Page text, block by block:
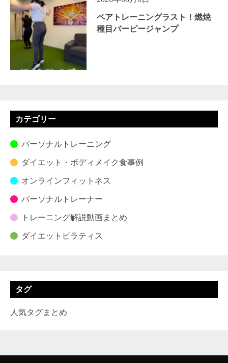
ペアトレーニングラスト！燃焼
種目バーピージャンプ
カテゴリー
パーソナルトレーニング
ダイエット・ボディメイク食事例
オンラインフィットネス
パーソナルトレーナー
トレーニング解説動画まとめ
ダイエットピラティス
タグ
人気タグまとめ